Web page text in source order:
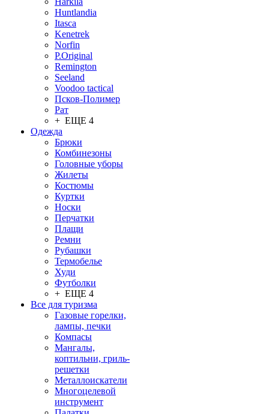
Huntlandia
Itasca
Kenetrek
Norfin
P.Original
Remington
Seeland
Voodoo tactical
Псков-Полимер
Рат
+ ЕЩЕ 4
Одежда
Брюки
Комбинезоны
Головные уборы
Жилеты
Костюмы
Куртки
Носки
Перчатки
Плащи
Ремни
Рубашки
Термобелье
Худи
Футболки
+ ЕЩЕ 4
Все для туризма
Газовые горелки,
лампы, печки
Компасы
Мангалы,
коптильни, гриль-
решетки
Металлоискатели
Многоцелевой
инструмент